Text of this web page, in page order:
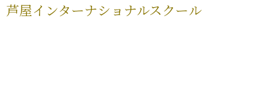
芦屋インターナショナルスクール